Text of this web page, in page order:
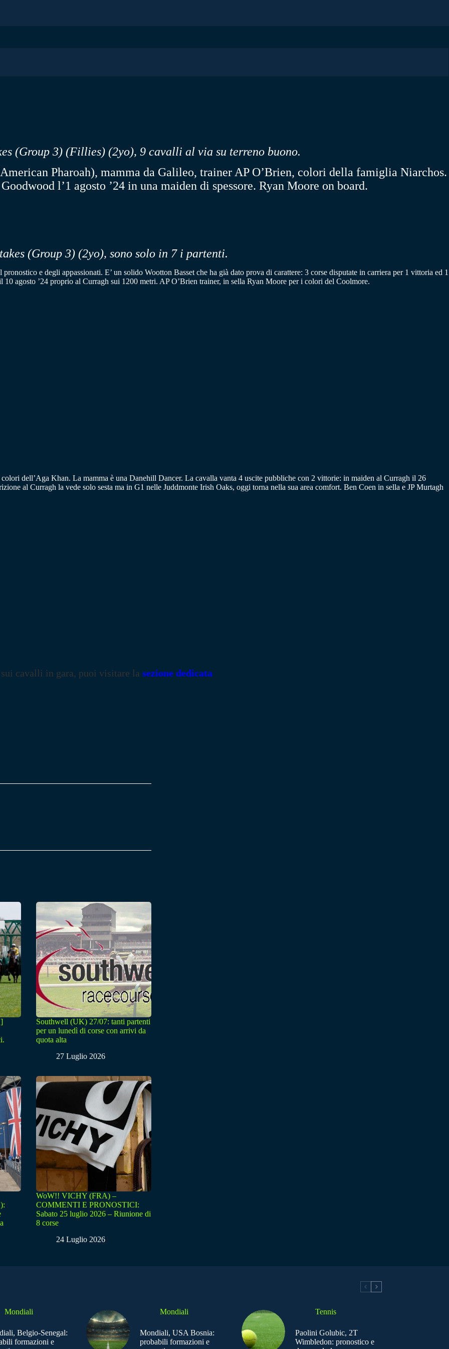
(Group 3) (Fillies) (2yo), 9 cavalli al via su terreno buono.
Pharoah), mamma da Galileo, trainer AP O’Brien, colori della famiglia Niarchos.
l’1 agosto ’24 in una maiden di spessore. Ryan Moore on board.
(Group 3) (2yo), sono solo in 7 i partenti.
e degli appassionati. E’ un solido Wootton Basset che ha già dato prova di carattere: 3 corse disputate in carriera per 1 vittoria ed 1
agosto ’24 proprio al Curragh sui 1200 metri. AP O’Brien trainer, in sella Ryan Moore per i colori del Coolmore.
colori dell’Aga Khan. La mamma è una Danehill Dancer. La cavalla vanta 4 uscite pubbliche con 2 vittorie: in maiden al Curragh il 26
al Curragh la vede solo sesta ma in G1 nelle Juddmonte Irish Oaks, oggi torna nella sua area comfort. Ben Coen in sella e JP Murtagh
sui cavalli in gara, puoi visitare la sezione dedicata
Southwell (UK) 27/07: tanti partenti
per un lunedì di corse con arrivi da
quota alta
27 Luglio 2026
WoW!! VICHY (FRA) –
COMMENTI E PRONOSTICI:
Sabato 25 luglio 2026 – Riunione di
8 corse
24 Luglio 2026
Mondiali
Belgio-Senegal:
formazioni e
Mondiali
Mondiali, USA Bosnia:
probabili formazioni e
Tennis
Paolini Golubic, 2T
Wimbledon: pronostico e